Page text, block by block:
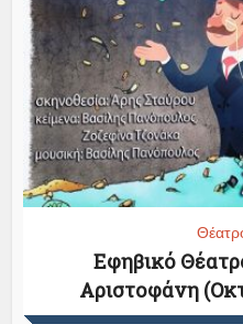
Εφηβικό
Αριστοφάνη